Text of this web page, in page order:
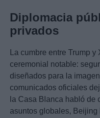
Diplomacia
privados
La cumbre entre Trump
ceremonial notable:
diseñados para la
comunicados oficiales
la Casa Blanca habló de
asuntos globales,